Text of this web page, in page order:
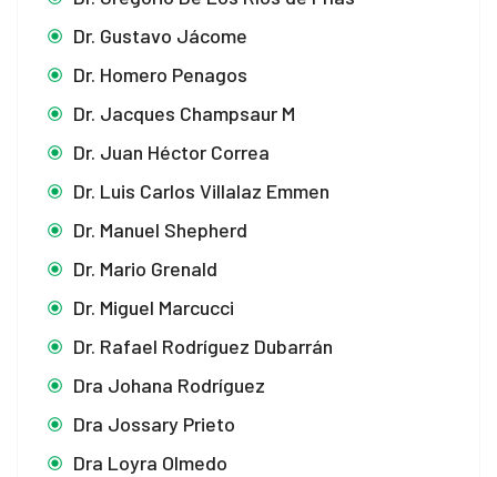
al
Dr. Gustavo Jácome
Dr. Homero Penagos
Dr. Jacques Champsaur M
Dr. Juan Héctor Correa
Dr. Luis Carlos Villalaz Emmen
Dr. Manuel Shepherd
Dr. Mario Grenald
Dr. Miguel Marcucci
Dr. Rafael Rodríguez Dubarrán
Dra Johana Rodríguez
Dra Jossary Prieto
Dra Loyra Olmedo